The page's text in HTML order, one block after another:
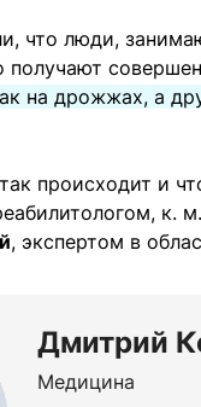
что люди,
получают
на дрожжах, а
происходит и
к.
, экспертом в
Дмитрий
Медицина